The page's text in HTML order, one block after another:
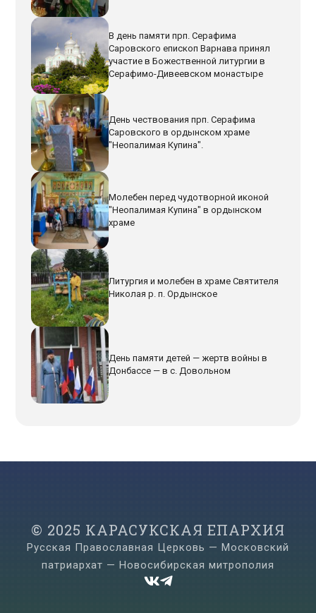
В день памяти прп. Серафима
Саровского епископ Варнава принял
участие в Божественной литургии в
Серафимо-Дивеевском монастыре
День чествования прп. Серафима
Саровского в ордынском храме
"Неопалимая Купина".
Молебен перед чудотворной иконой
"Неопалимая Купина" в ордынском
храме
Литургия и молебен в храме Святителя
Николая р. п. Ордынское
День памяти детей — жертв войны в
Донбассе — в с. Довольном
© 2025 КАРАСУКСКАЯ ЕПАРХИЯ
Русская Православная Церковь — Московский
патриархат — Новосибирская митрополия
